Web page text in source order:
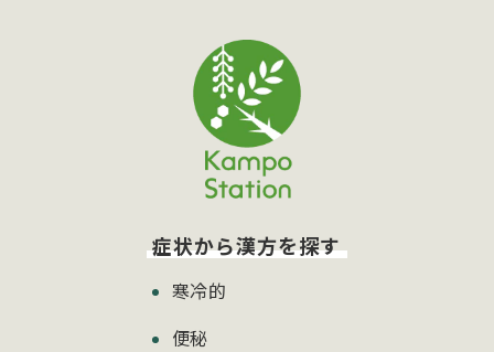
症状から漢方を探す
寒冷的
便秘